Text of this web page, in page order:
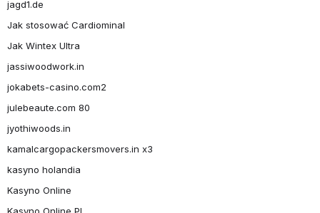
jagd1.de
Jak stosować Cardiominal
Jak Wintex Ultra
jassiwoodwork.in
jokabets-casino.com2
julebeaute.com 80
jyothiwoods.in
kamalcargopackersmovers.in x3
kasyno holandia
Kasyno Online
Kasyno Online PL